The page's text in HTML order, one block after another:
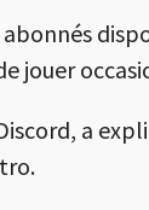
jouer
a